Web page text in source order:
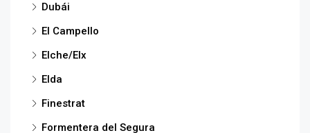
Dubái
El Campello
Elche/Elx
Elda
Finestrat
Formentera del Segura